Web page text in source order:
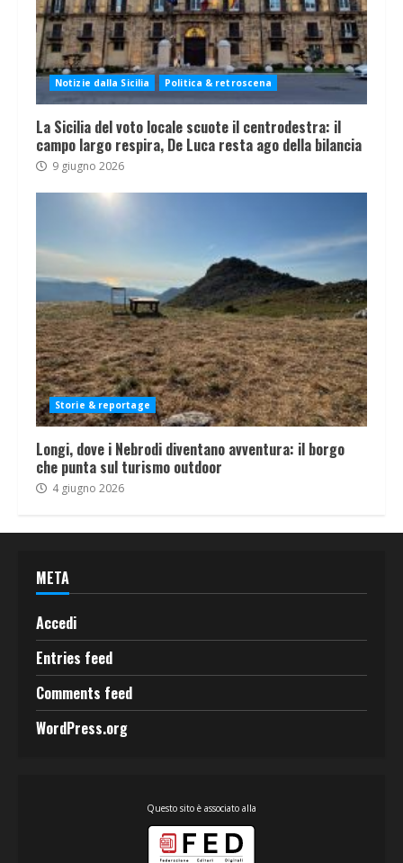
Notizie dalla Sicilia Politica & retroscena
La Sicilia del voto locale scuote il centrodestra: il
campo largo respira, De Luca resta ago della bilancia
9 giugno 2026
Storie & reportage
Longi, dove i Nebrodi diventano avventura: il borgo
che punta sul turismo outdoor
4 giugno 2026
META
Accedi
Entries feed
Comments feed
WordPress.org
Questo sito è associato alla